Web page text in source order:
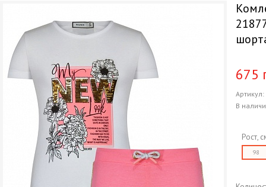
675
Артикул:
В
Рост,
98